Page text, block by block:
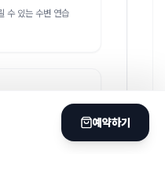
수 있는 수변 연습
190 석 예약하기